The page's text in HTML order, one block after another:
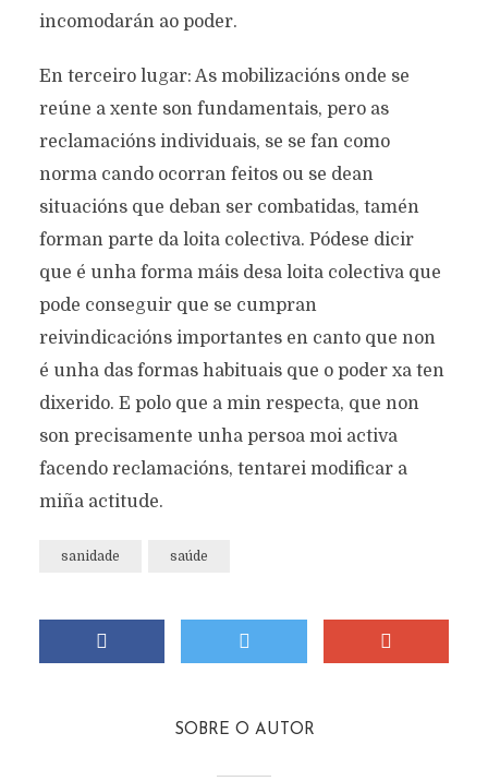
incomodarán ao poder.
En terceiro lugar: As mobilizacións onde se
reúne a xente son fundamentais, pero as
reclamacións individuais, se se fan como
norma cando ocorran feitos ou se dean
situacións que deban ser combatidas, tamén
forman parte da loita colectiva. Pódese dicir
que é unha forma máis desa loita colectiva que
pode conseguir que se cumpran
reivindicacións importantes en canto que non
é unha das formas habituais que o poder xa ten
dixerido. E polo que a min respecta, que non
son precisamente unha persoa moi activa
facendo reclamacións, tentarei modificar a
miña actitude.
sanidade saúde
SOBRE O AUTOR